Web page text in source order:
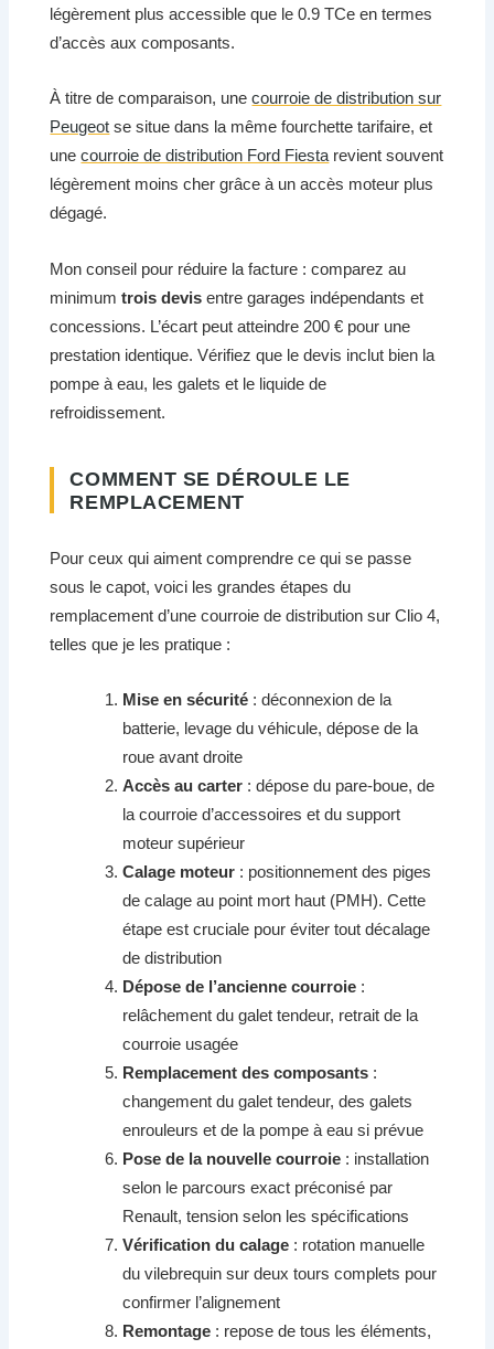
légèrement plus accessible que le 0.9 TCe en termes
d’accès aux composants.
À titre de comparaison, unecourroie de distribution sur
Peugeot se situe dans la même fourchette tarifaire, et
unecourroie de distribution Ford Fiesta revient souvent
légèrement moins cher grâce à un accès moteur plus
dégagé.
Mon conseil pour réduire la facture : comparez au
minimumtrois devis entre garages indépendants et
concessions. L’écart peut atteindre 200 € pour une
prestation identique. Vérifiez que le devis inclut bien la
pompe à eau, les galets et le liquide de
refroidissement.
COMMENT SE DÉROULE LE
REMPLACEMENT
Pour ceux qui aiment comprendre ce qui se passe
sous le capot, voici les grandes étapes du
remplacement d’une courroie de distribution sur Clio 4,
telles que je les pratique :
Mise en sécurité : déconnexion de la
batterie, levage du véhicule, dépose de la
roue avant droite
Accès au carter : dépose du pare-boue, de
la courroie d’accessoires et du support
moteur supérieur
Calage moteur : positionnement des piges
de calage au point mort haut (PMH). Cette
étape est cruciale pour éviter tout décalage
de distribution
Dépose de l’ancienne courroie :
relâchement du galet tendeur, retrait de la
courroie usagée
Remplacement des composants :
changement du galet tendeur, des galets
enrouleurs et de la pompe à eau si prévue
Pose de la nouvelle courroie : installation
selon le parcours exact préconisé par
Renault, tension selon les spécifications
Vérification du calage : rotation manuelle
du vilebrequin sur deux tours complets pour
confirmer l’alignement
Remontage : repose de tous les éléments,